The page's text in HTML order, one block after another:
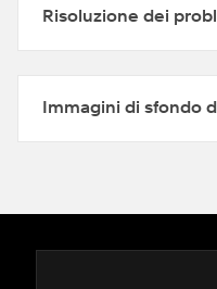
Risoluzione dei
Immagini di sfondo